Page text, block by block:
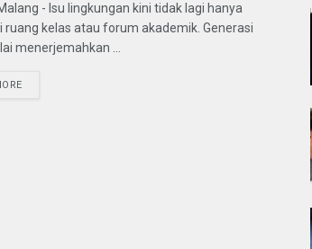
- Isu lingkungan kini tidak lagi hanya
ruang kelas atau forum akademik. Generasi
menerjemahkan ...